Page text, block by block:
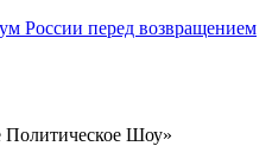
России перед возвращением
Политическое Шоу»